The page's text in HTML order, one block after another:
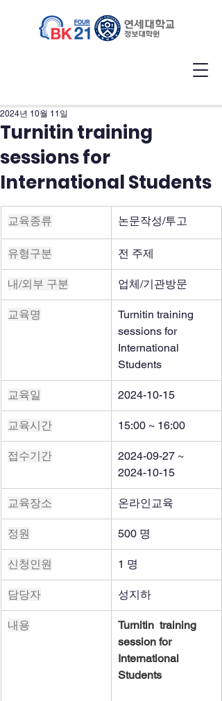
Turnitin training
sessions for
International Students
2024년 10월 11일
교육종류 논문작성/투고
유형구분 전 주제
내/외부 구분 업체/기관방문
교육명
Turnitin training
sessions for
International
Students
교육일 2024-10-15
교육시간 15:00 ~ 16:00
접수기간
2024-09-27 ~
2024-10-15
교육장소 온라인교육
정원 500 명
신청인원 1 명
담당자 성지하
내용
Turnitin  training
session for
International
Students